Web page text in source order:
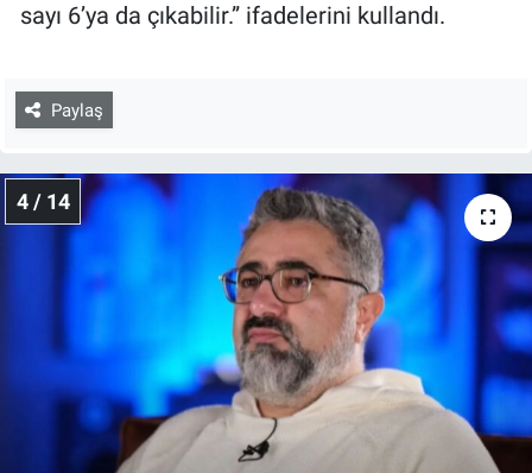
sayı 6’ya da çıkabilir.” ifadelerini kullandı.
Paylaş
4 / 14